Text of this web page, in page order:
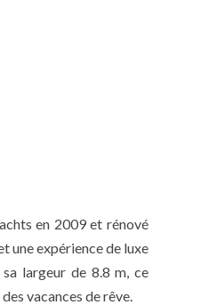
en 2009 et rénové
une expérience de luxe
largeur de 8.8 m, ce
vacances de rêve.